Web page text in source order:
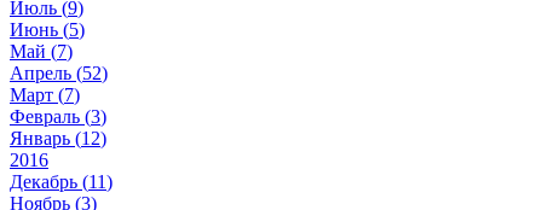
Июль (9)
Июнь (5)
Май (7)
Апрель (52)
Март (7)
Февраль (3)
Январь (12)
2016
Декабрь (11)
Ноябрь (3)